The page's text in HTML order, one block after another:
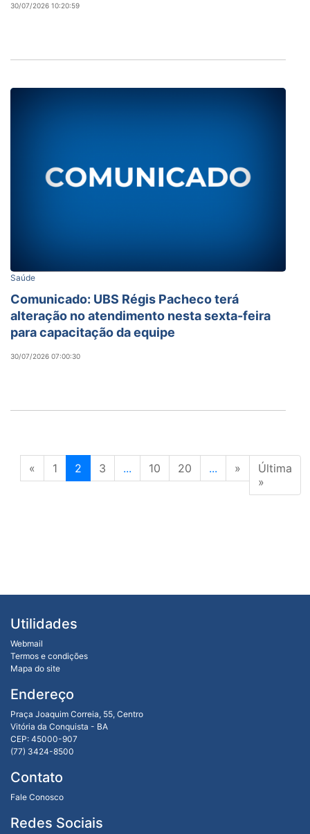
30/07/2026 10:20:59
Saúde
Comunicado: UBS Régis Pacheco terá
alteração no atendimento nesta sexta-feira
para capacitação da equipe
30/07/2026 07:00:30
« 1 2 3 ... 10 20 ... »
Última
»
Utilidades
Webmail
Termos e condições
Mapa do site
Endereço
Praça Joaquim Correia, 55, Centro
Vitória da Conquista - BA
CEP: 45000-907
(77) 3424-8500
Contato
Fale Conosco
Redes Sociais